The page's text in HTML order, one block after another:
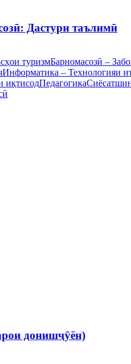
Дастури таълимӣ
туризмБарномасозӣ –
Информатика – Технологияи
иқтисодПедагогика
донишҷӯён)